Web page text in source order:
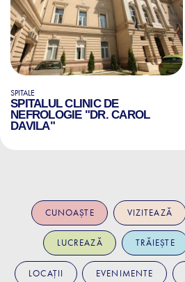
SPITALE
SPITALUL CLINIC DE
NEFROLOGIE "DR. CAROL
DAVILA"
CUNOAȘTE VIZITEAZĂ
LUCREAZĂ TRĂIEȘTE
LOCAȚII EVENIMENTE